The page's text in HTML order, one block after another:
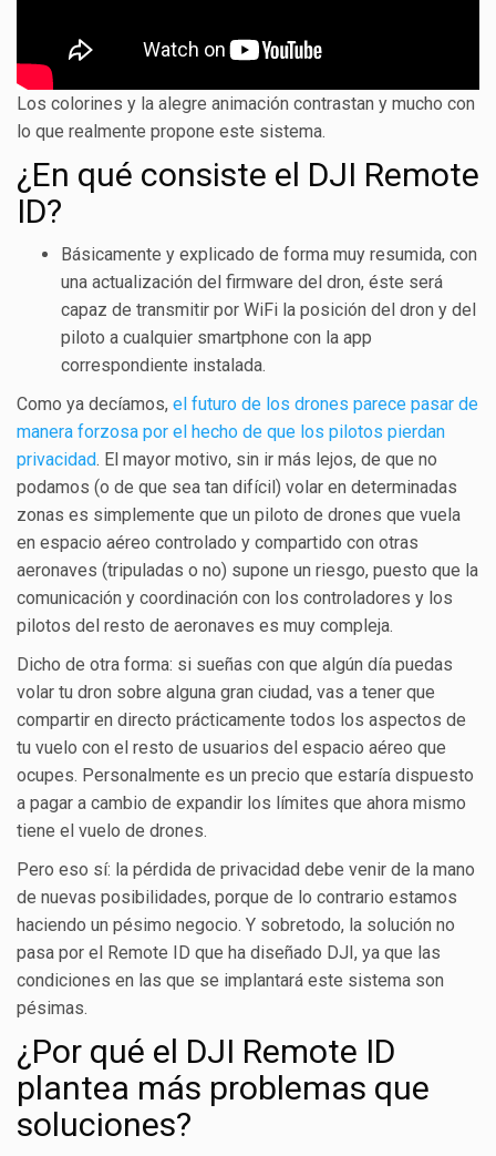
Los colorines y la alegre animación contrastan y mucho con
lo que realmente propone este sistema.
¿En qué consiste el DJI Remote
ID?
Básicamente y explicado de forma muy resumida, con
una actualización del firmware del dron, éste será
capaz de transmitir por WiFi la posición del dron y del
piloto a cualquier smartphone con la app
correspondiente instalada.
Como ya decíamos, el futuro de los drones parece pasar de
manera forzosa por el hecho de que los pilotos pierdan
privacidad. El mayor motivo, sin ir más lejos, de que no
podamos (o de que sea tan difícil) volar en determinadas
zonas es simplemente que un piloto de drones que vuela
en espacio aéreo controlado y compartido con otras
aeronaves (tripuladas o no) supone un riesgo, puesto que la
comunicación y coordinación con los controladores y los
pilotos del resto de aeronaves es muy compleja.
Dicho de otra forma: si sueñas con que algún día puedas
volar tu dron sobre alguna gran ciudad, vas a tener que
compartir en directo prácticamente todos los aspectos de
tu vuelo con el resto de usuarios del espacio aéreo que
ocupes. Personalmente es un precio que estaría dispuesto
a pagar a cambio de expandir los límites que ahora mismo
tiene el vuelo de drones.
Pero eso sí: la pérdida de privacidad debe venir de la mano
de nuevas posibilidades, porque de lo contrario estamos
haciendo un pésimo negocio. Y sobretodo, la solución no
pasa por el Remote ID que ha diseñado DJI, ya que las
condiciones en las que se implantará este sistema son
pésimas.
¿Por qué el DJI Remote ID
plantea más problemas que
soluciones?